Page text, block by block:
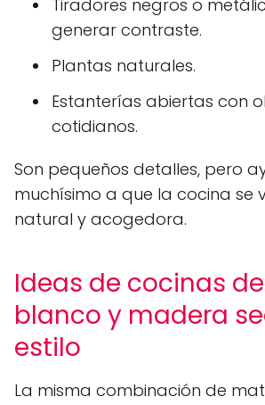
Tiradores negros o
generar contraste.
Plantas naturales.
Estanterías abiertas con
cotidianos.
Son pequeños detalles, pero
muchísimo a que la cocina se
natural y acogedora.
Ideas de cocinas
blanco y madera
estilo
La misma combinación de